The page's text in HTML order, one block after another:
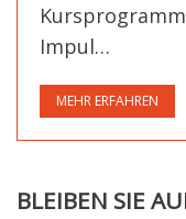
Impul…
MEHR ERFAHREN
BLEIBEN SIE